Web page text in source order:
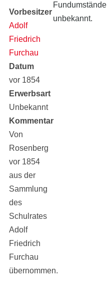
Vorbesitzer
Adolf
Friedrich
Furchau
Datum
vor 1854
Erwerbsart
Unbekannt
Kommentar
Von
Rosenberg
vor 1854
aus der
Sammlung
des
Schulrates
Adolf
Friedrich
Furchau
übernommen.
Fundumstände
unbekannt.